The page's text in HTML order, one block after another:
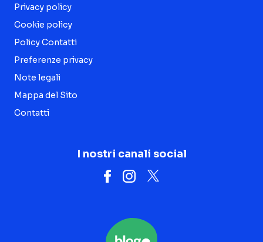
Privacy policy
Cookie policy
Policy Contatti
Preferenze privacy
Note legali
Mappa del Sito
Contatti
I nostri canali social